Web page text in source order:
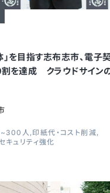
」を目指す志布志市、電子
割を達成 クラウドサイン
人 印紙代・コスト削減
キュリティ強化